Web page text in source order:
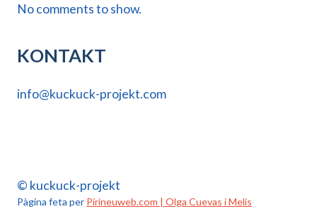
No comments to show.
© kuckuck-projekt
Pàgina feta per Pirineuweb.com | Olga Cuevas i Melis
KONTAKT
info@kuckuck-projekt.com